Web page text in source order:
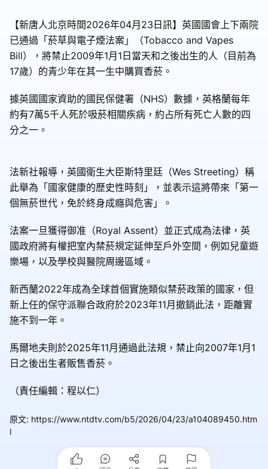
【新唐人北京時間2026年04月23日訊】英國國會上下兩院
已通過「菸草與電子煙法案」（Tobacco and Vapes
Bill），將禁止2009年1月1日當天和之後出生的人（目前為
17歲）的青少年在其一生中購買香菸。
據英國國家資助的國民保健署（NHS）數據，英格蘭每年
約有7萬5千人死於吸菸相關疾病，約占所有死亡人數的四
分之一。
法新社報導，英國衛生大臣斯特里廷（Wes Streeting）稱
此舉為「國家健康的歷史性時刻」，並表示這將帶來「第一
個無菸世代，免於終身成癮與危害」。
法案一旦獲得御准（Royal Assent）並正式成為法律，英
國政府將有權把室內禁菸規定延伸至戶外空間，例如兒童遊
樂場，以及學校與醫院周邊區域。
新西蘭2022年成為全球首個實施類似禁菸政策的國家，但
新上任的保守派聯合政府於2023年11月撤銷此法，距離實
施不到一年。
馬爾地夫則於2025年11月通過此法規，禁止向2007年1月1
日之後出生者販售香菸。
（責任編輯：程以仁）
原文: https://www.ntdtv.com/b5/2026/04/23/a104089450.htm
l